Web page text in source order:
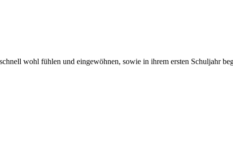
wohl fühlen und eingewöhnen, sowie in ihrem ersten Schuljahr